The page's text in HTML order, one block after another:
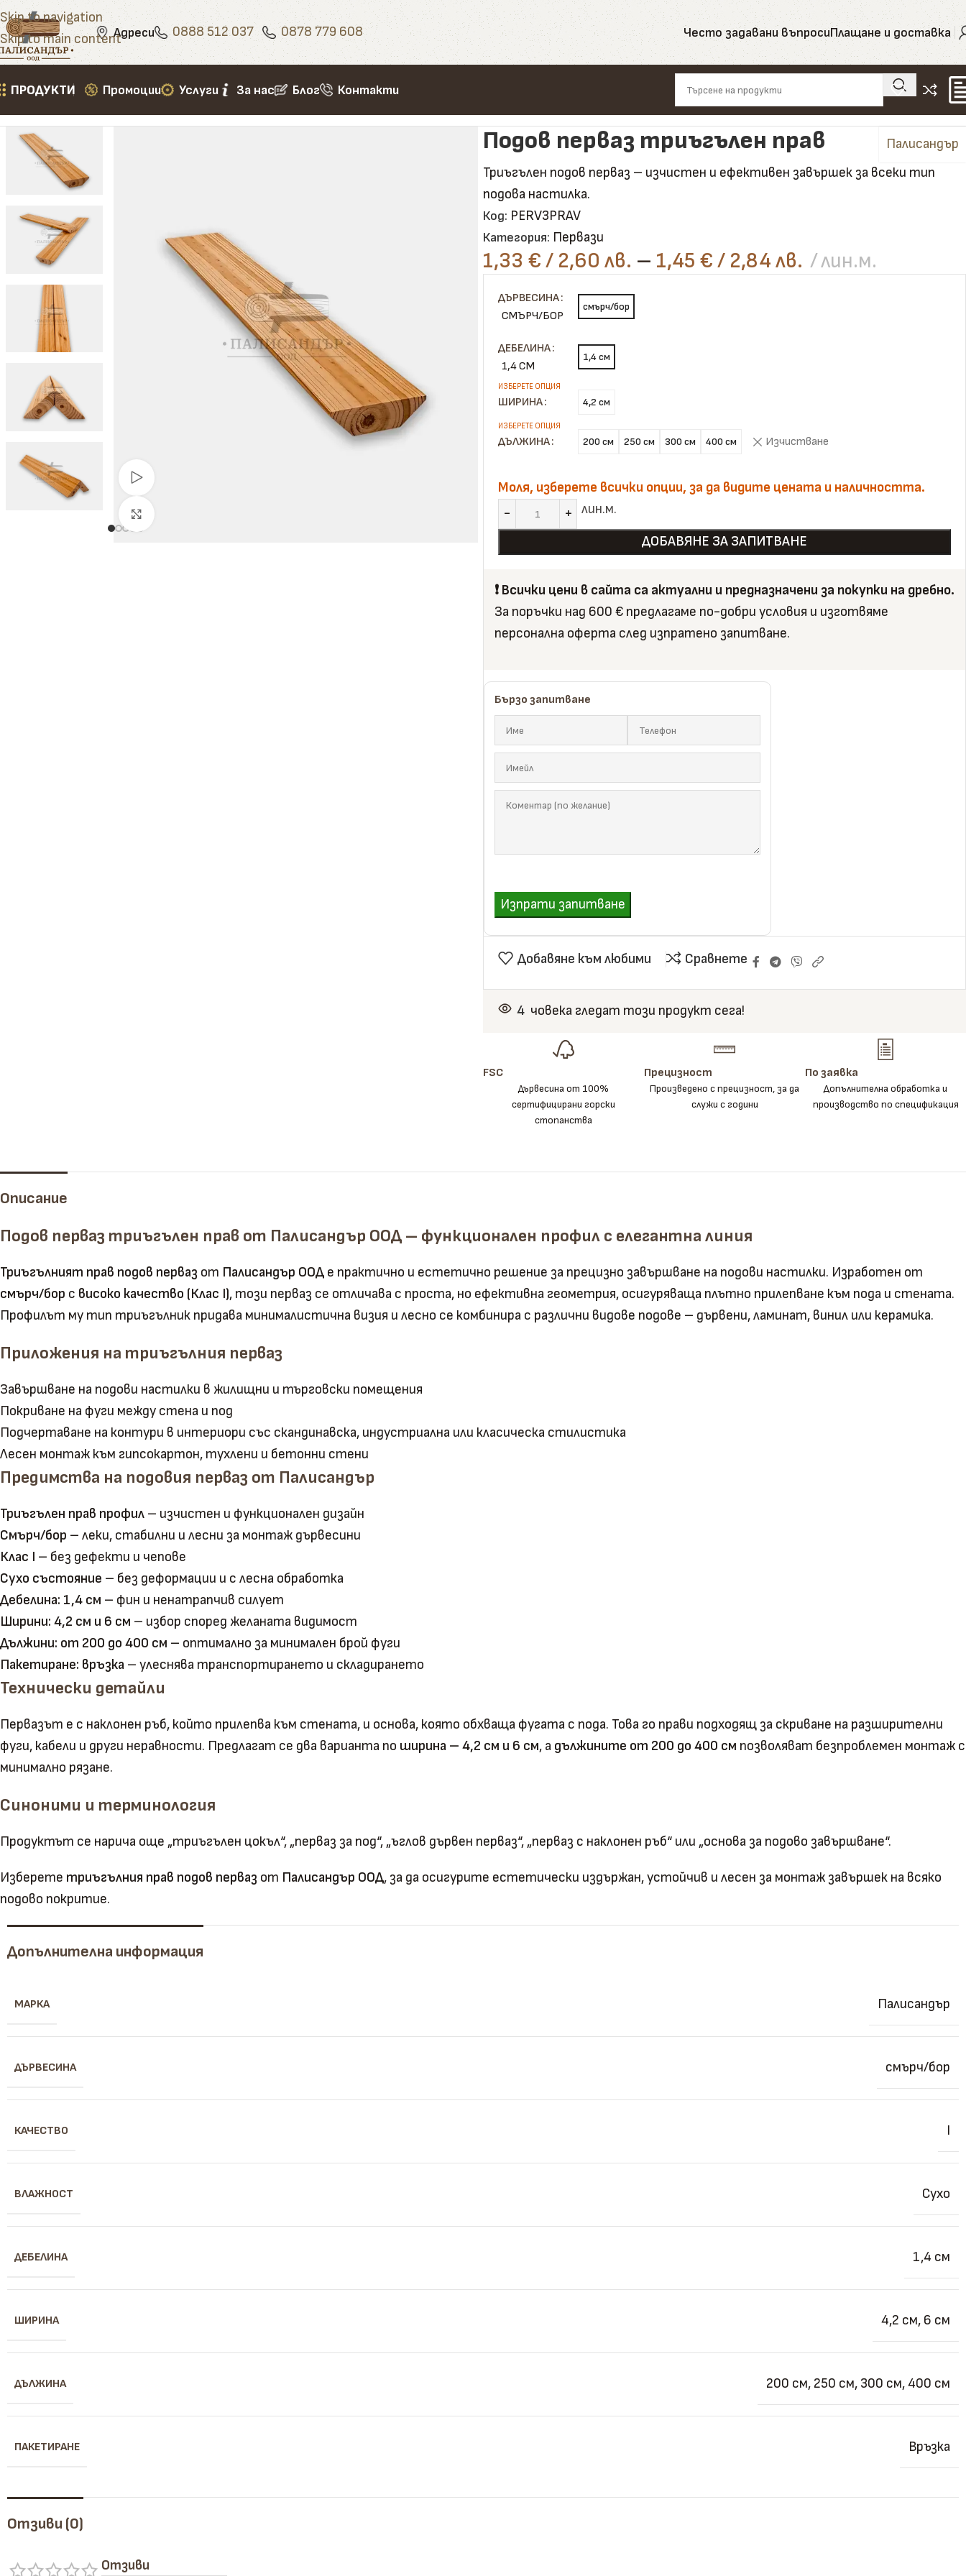
Skip to navigation
Skip to main contentАдреси 0888 512 037 0878 779 608 Често задавани въпросиПлащане и доставка
ПРОДУКТИ
Избери здравина, точност и качество – разгледай и
направи информиран избор
Научи повече
Виж продуктите
Промоции Услуги За нас Блог Контакти
Подов перваз триъгълен прав
Палисандър
Триъгълен подов перваз – изчистен и ефективен завършек за всеки тип
подова настилка.
Код: PERV3PRAV
Категория: Первази
1,33 €/ 2,60 лв. – 1,45 €/ 2,84 лв. лин.м.
ДЪРВЕСИНА
СМЪРЧ/БОР
смърч/бор
ДЕБЕЛИНА
1,4 СМ
1,4 см
ШИРИНА 4,2 см
ДЪЛЖИНА 200 см 250 см 300 см 400 см Изчистване
Моля, изберете всички опции, за да видите цената и наличността.
лин.м.
ДОБАВЯНЕ ЗА ЗАПИТВАНЕ
❗️ Всички цени в сайта са актуални и предназначени за покупки на дребно.
За поръчки над 600 € предлагаме по-добри условия и изготвяме
персонална оферта след изпратено запитване.
Бързо запитване
Изпрати запитване
Добавяне към любими Сравнете
4 човека гледат този продукт сега!
FSC
Дървесина от 100%
сертифицирани горски
стопанства
Прецизност
Произведено с прецизност, за да
служи с години
По заявка
Допълнителна обработка и
производство по спецификация
Описание
Подов перваз триъгълен прав от Палисандър ООД – функционален профил с елегантна линия
Триъгълният прав подов перваз от Палисандър ООД е практично и естетично решение за прецизно завършване на подови настилки. Изработен от
смърч/бор с високо качество (Клас I), този перваз се отличава с проста, но ефективна геометрия, осигуряваща плътно прилепване към пода и стената.
Профилът му тип триъгълник придава минималистична визия и лесно се комбинира с различни видове подове – дървени, ламинат, винил или керамика.
Приложения на триъгълния перваз
Завършване на подови настилки в жилищни и търговски помещения
Покриване на фуги между стена и под
Подчертаване на контури в интериори със скандинавска, индустриална или класическа стилистика
Лесен монтаж към гипсокартон, тухлени и бетонни стени
Предимства на подовия перваз от Палисандър
Триъгълен прав профил – изчистен и функционален дизайн
Смърч/бор – леки, стабилни и лесни за монтаж дървесини
Клас I – без дефекти и чепове
Сухо състояние – без деформации и с лесна обработка
Дебелина: 1,4 см – фин и ненатрапчив силует
Ширини: 4,2 см и 6 см – избор според желаната видимост
Дължини: от 200 до 400 см – оптимално за минимален брой фуги
Пакетиране: връзка – улеснява транспортирането и складирането
Технически детайли
Первазът е с наклонен ръб, който прилепва към стената, и основа, която обхваща фугата с пода. Това го прави подходящ за скриване на разширителни
фуги, кабели и други неравности. Предлагат се два варианта по ширина – 4,2 см и 6 см, а дължините от 200 до 400 см позволяват безпроблемен монтаж с
минимално рязане.
Синоними и терминология
Продуктът се нарича още „триъгълен цокъл“, „перваз за под“, „ъглов дървен перваз“, „перваз с наклонен ръб“ или „основа за подово завършване“.
Изберете триъгълния прав подов перваз от Палисандър ООД, за да осигурите естетически издържан, устойчив и лесен за монтаж завършек на всяко
подово покритие.
Допълнителна информация
МАРКА Палисандър
ДЪРВЕСИНА смърч/бор
КАЧЕСТВО I
ВЛАЖНОСТ Сухо
ДЕБЕЛИНА 1,4 см
ШИРИНА 4,2 см, 6 см
ДЪЛЖИНА 200 см, 250 см, 300 см,400 см
ПАКЕТИРАНЕ Връзка
Отзиви (0)
Отзиви